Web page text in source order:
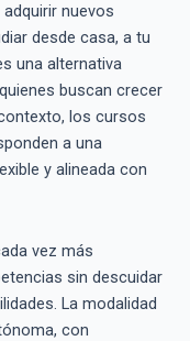
nuevos
desde casa, a tu
una alternativa
buscan crecer
los cursos
a una
y alineada con
vez más
sin descuidar
La modalidad
con